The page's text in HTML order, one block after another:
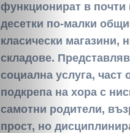
функционират в почти
десетки по-малки
класически магазини,
складове.
социална услуга, част
подкрепа на хора с
самотни родители,
прост, но